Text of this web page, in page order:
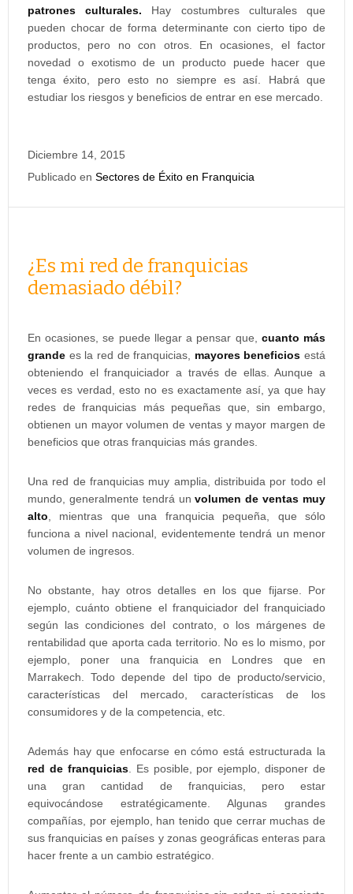
patrones culturales. Hay costumbres culturales que
pueden chocar de forma determinante con cierto tipo de
productos, pero no con otros. En ocasiones, el factor
novedad o exotismo de un producto puede hacer que
tenga éxito, pero esto no siempre es así. Habrá que
estudiar los riesgos y beneficios de entrar en ese mercado.
Diciembre 14, 2015
Publicado en Sectores de Éxito en Franquicia
¿Es mi red de franquicias
demasiado débil?
En ocasiones, se puede llegar a pensar que, cuanto más
grande es la red de franquicias, mayores beneficios está
obteniendo el franquiciador a través de ellas. Aunque a
veces es verdad, esto no es exactamente así, ya que hay
redes de franquicias más pequeñas que, sin embargo,
obtienen un mayor volumen de ventas y mayor margen de
beneficios que otras franquicias más grandes.
Una red de franquicias muy amplia, distribuida por todo el
mundo, generalmente tendrá unvolumen de ventas muy
alto , mientras que una franquicia pequeña, que sólo
funciona a nivel nacional, evidentemente tendrá un menor
volumen de ingresos.
No obstante, hay otros detalles en los que fijarse. Por
ejemplo, cuánto obtiene el franquiciador del franquiciado
según las condiciones del contrato, o los márgenes de
rentabilidad que aporta cada territorio. No es lo mismo, por
ejemplo, poner una franquicia en Londres que en
Marrakech. Todo depende del tipo de producto/servicio,
características del mercado, características de los
consumidores y de la competencia, etc.
Además hay que enfocarse en cómo está estructurada la
red de franquicias. Es posible, por ejemplo, disponer de
una gran cantidad de franquicias, pero estar
equivocándose estratégicamente. Algunas grandes
compañías, por ejemplo, han tenido que cerrar muchas de
sus franquicias en países y zonas geográficas enteras para
hacer frente a un cambio estratégico.